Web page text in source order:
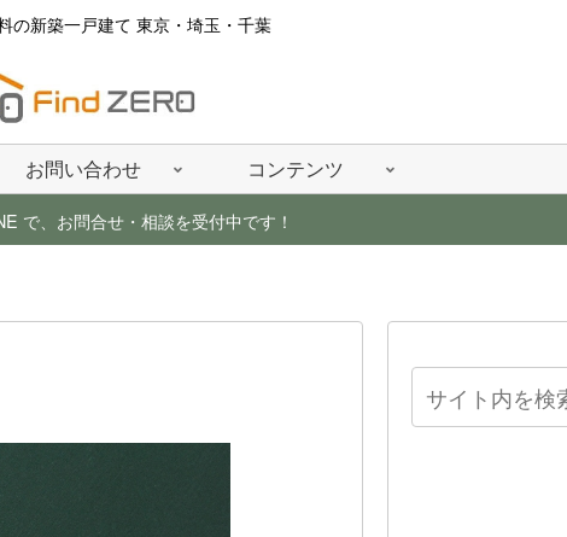
の新築一戸建て 東京・埼玉・千葉
お問い合わせ コンテンツ
で、お問合せ・相談を受付中です！